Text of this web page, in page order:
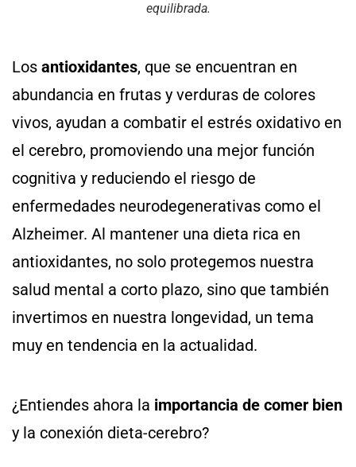
equilibrada.
Los antioxidantes, que se encuentran en
abundancia en frutas y verduras de colores
vivos, ayudan a combatir el estrés oxidativo en
el cerebro, promoviendo una mejor función
cognitiva y reduciendo el riesgo de
enfermedades neurodegenerativas como el
Alzheimer. Al mantener una dieta rica en
antioxidantes, no solo protegemos nuestra
salud mental a corto plazo, sino que también
invertimos en nuestra longevidad, un tema
muy en tendencia en la actualidad.
¿Entiendes ahora la importancia de comer bien
y la conexión dieta-cerebro?